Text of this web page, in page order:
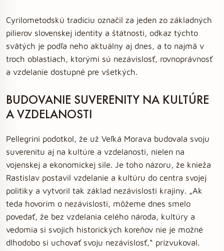
Cyrilometodskú tradíciu označil za jeden zo základných
pilierov slovenskej identity a štátnosti, odkaz týchto
svätých je podľa neho aktuálny aj dnes, a to najmä v
troch oblastiach, ktorými sú nezávislosť, rovnoprávnosť
a vzdelanie dostupné pre všetkých.
BUDOVANIE SUVERENITY NA KULTÚRE
A VZDELANOSTI
Pellegrini podotkol, že už Veľká Morava budovala svoju
suverenitu aj na kultúre a vzdelanosti, nielen na
vojenskej a ekonomickej sile. Je toho názoru, že knieža
Rastislav postavil vzdelanie a kultúru do centra svojej
politiky a vytvoril tak základ nezávislosti krajiny. „Ak
teda hovorím o nezávislosti, môžeme dnes smelo
povedať, že bez vzdelania celého národa, kultúry a
vedomia si svojich historických koreňov nie je možné
dlhodobo si uchovať svoju nezávislosť,“ prízvukoval.